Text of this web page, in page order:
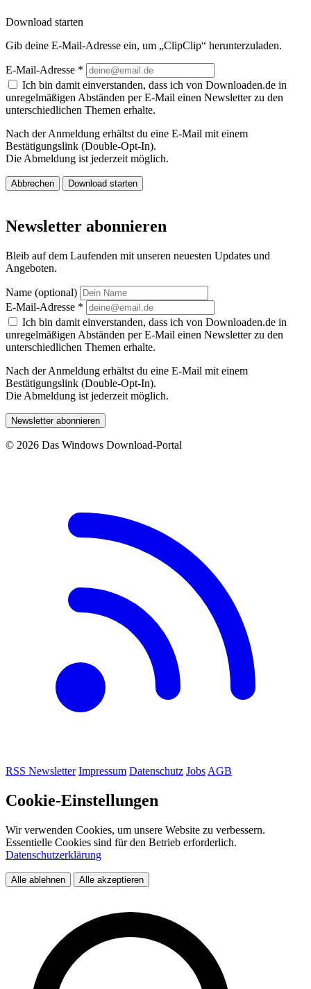
Download starten
Gib deine E-Mail-Adresse ein, um „ClipClip“ herunterzuladen.
E-Mail-Adresse *
Ich bin damit einverstanden, dass ich von Downloaden.de in
unregelmäßigen Abständen per E-Mail einen Newsletter zu den
unterschiedlichen Themen erhalte.
Nach der Anmeldung erhältst du eine E-Mail mit einem
Bestätigungslink (Double-Opt-In).
Die Abmeldung ist jederzeit möglich.
Abbrechen Download starten
Newsletter abonnieren
Bleib auf dem Laufenden mit unseren neuesten Updates und
Angeboten.
Name (optional)
E-Mail-Adresse *
Ich bin damit einverstanden, dass ich von Downloaden.de in
unregelmäßigen Abständen per E-Mail einen Newsletter zu den
unterschiedlichen Themen erhalte.
Nach der Anmeldung erhältst du eine E-Mail mit einem
Bestätigungslink (Double-Opt-In).
Die Abmeldung ist jederzeit möglich.
Newsletter abonnieren
© 2026 Das Windows Download-Portal
RSS Newsletter Impressum Datenschutz Jobs AGB
Cookie-Einstellungen
Wir verwenden Cookies, um unsere Website zu verbessern.
Essentielle Cookies sind für den Betrieb erforderlich.
Datenschutzerklärung
Alle ablehnen Alle akzeptieren